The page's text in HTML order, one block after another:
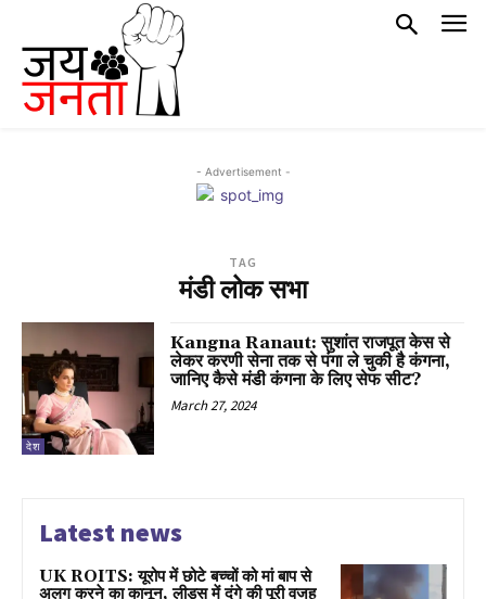
- Advertisement -
TAG
मंडी लोक सभा
देश
Kangna Ranaut: सुशांत राजपूत केस से
लेकर करणी सेना तक से पंगा ले चुकी है कंगना,
जानिए कैसे मंडी कंगना के लिए सेफ सीट?
March 27, 2024
Latest news
UK ROITS: यूरोप में छोटे बच्चों को मां बाप से
अलग करने का कानून, लीड्स में दंगे की पूरी वजह